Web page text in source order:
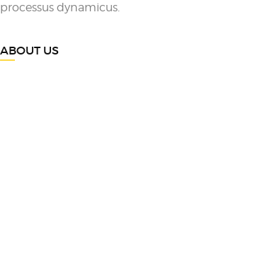
processus dynamicus.
ABOUT US